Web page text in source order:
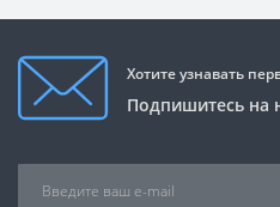
Хотите узнавать
Подпишитесь на